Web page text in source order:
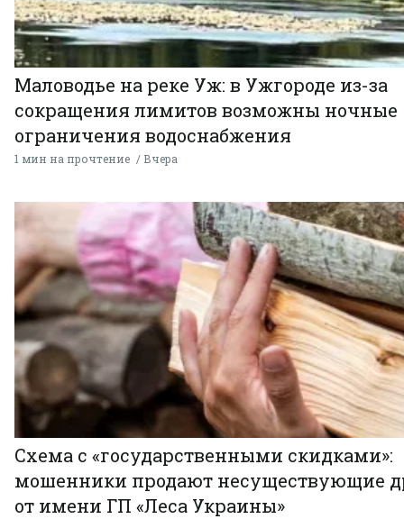
Маловодье на реке Уж: в Ужгороде из-за
сокращения лимитов возможны ночные
ограничения водоснабжения
1 мин на прочтение Вчера
Схема с «государственными скидками»:
мошенники продают несуществующие
от имени ГП «Леса Украины»